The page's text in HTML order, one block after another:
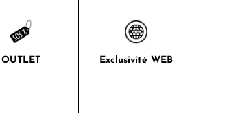
OUTLET Exclusivité WEB